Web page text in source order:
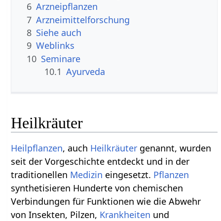
6 Arzneipflanzen
7 Arzneimittelforschung
8 Siehe auch
9 Weblinks
10 Seminare
10.1 Ayurveda
Heilkräuter
Heilpflanzen, auch Heilkräuter genannt, wurden
seit der Vorgeschichte entdeckt und in der
traditionellen Medizin eingesetzt. Pflanzen
synthetisieren Hunderte von chemischen
Verbindungen für Funktionen wie die Abwehr
von Insekten, Pilzen, Krankheiten und